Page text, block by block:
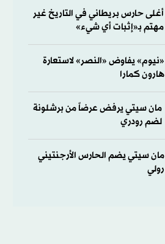
أغلى حارس بريطاني في التاريخ غير
مهتم بـ«إثبات أي شيء»
«نيوم» يفاوض «النصر» لاستعارة
هارون كمارا
مان سيتي يرفض عرضاً من برشلونة
لضم رودري
مان سيتي يضم الحارس الأرجنتيني
رولي